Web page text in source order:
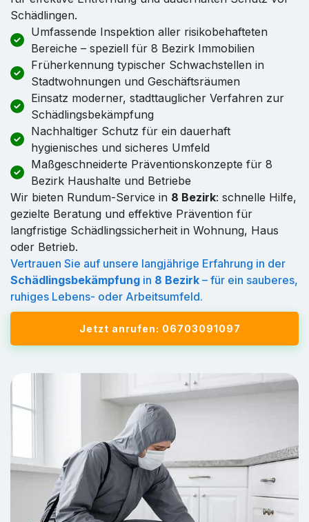
Schädlingen.
Umfassende Inspektion aller risikobehafteten
Bereiche – speziell für 8 Bezirk Immobilien
Früherkennung typischer Schwachstellen in
Stadtwohnungen und Geschäftsräumen
Einsatz moderner, stadttauglicher Verfahren zur
Schädlingsbekämpfung
Nachhaltiger Schutz für ein dauerhaft
hygienisches und sicheres Umfeld
Maßgeschneiderte Präventionskonzepte für 8
Bezirk Haushalte und Betriebe
Wir bieten Rundum-Service in 8 Bezirk: schnelle Hilfe,
gezielte Beratung und effektive Prävention für
langfristige Schädlingssicherheit in Wohnung, Haus
oder Betrieb.
Vertrauen Sie auf unsere langjährige Erfahrung in der
Schädlingsbekämpfung in 8 Bezirk – für ein sauberes,
ruhiges Lebens- oder Arbeitsumfeld.
Jetzt anrufen: 06703091097